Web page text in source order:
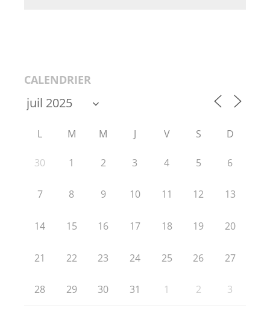
CALENDRIER
L M M J V S D
30 1 2 3 4 5 6
7 8 9 10 11 12 13
14 15 16 17 18 19 20
21 22 23 24 25 26 27
28 29 30 31 1 2 3